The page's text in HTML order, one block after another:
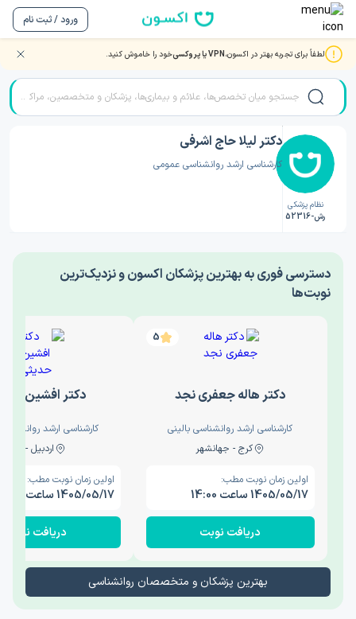
ورود / ثبت نام
لطفاً برای تجربه بهتر در اکسون،VPN یا پروکسی خود را خاموش کنید. صفحه اصلی/دکتر روانشناسی/دکتر لیلا حاج اشرفی
نظام پزشکی
رش-52316
دکتر لیلا حاج اشرفی
کارشناسی ارشد روانشناسی عمومی
‎دسترسی فوری به بهترین پزشکان اکسون و نزدیک‌ترین
نوبت‌ها
5
دکتر هاله جعفری نجد
کارشناسی ارشد روانشناسی بالینی
کرج - جهانشهر
اولین زمان نوبت مطب:
1405/05/17 ساعت 14:00
دریافت نوبت
دکتر افشین
کارشناسی ارشد
اردبیل - والی
اولین زمان نوبت مطب:
1405/05/17 ساعت 15:00
دریافت نوبت
بهترین پزشکان و متخصصان روانشناسی